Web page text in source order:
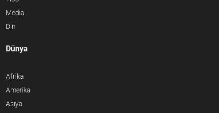
Media
Din
Dünya
Afrika
Amerika
Asiya